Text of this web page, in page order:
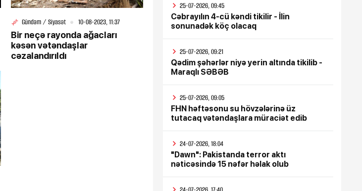
Gündəm / Siyasət 10-08-2023, 11:37
Bir neçə rayonda ağacları
kəsən vətəndaşlar
cəzalandırıldı
25-07-2026, 09:45
Cəbrayılın 4-cü kəndi tikilir - İlin
sonunadək köç olacaq
25-07-2026, 09:21
Qədim şəhərlər niyə yerin altında tikilib -
Maraqlı SƏBƏB
25-07-2026, 09:05
FHN həftəsonu su hövzələrinə üz
tutacaq vətəndaşlara müraciət edib
24-07-2026, 18:04
"Dawn": Pakistanda terror aktı
nəticəsində 15 nəfər həlak olub